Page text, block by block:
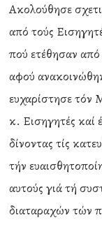
Ακολούθησε
από τούς
πού ετέθησαν
αφού
ευχαρίστησε τόν
κ. Εισηγητές καί
δίνοντας τίς
τήν
αυτούς γιά τή
διαταραχών τών